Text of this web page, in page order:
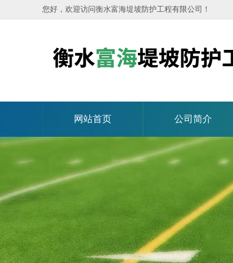
您好，欢迎访问衡水富海堤坡防护工程有限公司！
网站首页 公司简介